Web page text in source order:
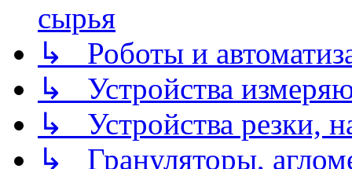
сырья
↳ Роботы и
↳ Устройства
↳ Устройства резки,
↳ Грануляторы,